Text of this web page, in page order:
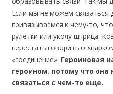
Если мы не можем связаться
привязываемся к чему-то,
рулетки или уколу шприца.
перестать говорить о
«соединение». Героиновая
героином, потому что
связаться с чем-то еще.